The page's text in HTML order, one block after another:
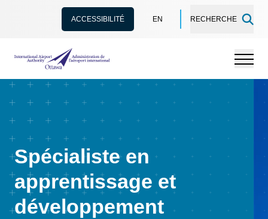
ACCESSIBILITÉ EN RECHERCHE
Administration de l’aéroport international d'Ottawa
Menu
Spécialiste en
apprentissage et
développement